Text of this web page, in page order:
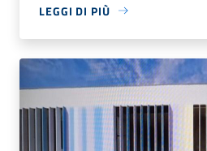
LEGGI DI PIÙ